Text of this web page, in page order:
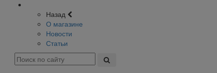
Назад
О магазине
Новости
Статьи